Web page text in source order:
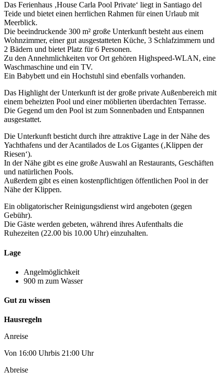
Das Ferienhaus ‚House Carla Pool Private‘ liegt in Santiago del
Teide und bietet einen herrlichen Rahmen für einen Urlaub mit
Meerblick.
Die beeindruckende 300 m² große Unterkunft besteht aus einem
Wohnzimmer, einer gut ausgestatteten Küche, 3 Schlafzimmern und
2 Bädern und bietet Platz für 6 Personen.
Zu den Annehmlichkeiten vor Ort gehören Highspeed-WLAN, eine
Waschmaschine und ein TV.
Ein Babybett und ein Hochstuhl sind ebenfalls vorhanden.
Das Highlight der Unterkunft ist der große private Außenbereich mit
einem beheizten Pool und einer möblierten überdachten Terrasse.
Die Gegend um den Pool ist zum Sonnenbaden und Entspannen
ausgestattet.
Die Unterkunft besticht durch ihre attraktive Lage in der Nähe des
Yachthafens und der Acantilados de Los Gigantes (‚Klippen der
Riesen‘).
In der Nähe gibt es eine große Auswahl an Restaurants, Geschäften
und natürlichen Pools.
Außerdem gibt es einen kostenpflichtigen öffentlichen Pool in der
Nähe der Klippen.
Ein obligatorischer Reinigungsdienst wird angeboten (gegen
Gebühr).
Die Gäste werden gebeten, während ihres Aufenthalts die
Ruhezeiten (22.00 bis 10.00 Uhr) einzuhalten.
Lage
Angelmöglichkeit
900 m zum Wasser
Gut zu wissen
Hausregeln
Anreise
Von 16:00 Uhrbis 21:00 Uhr
Abreise